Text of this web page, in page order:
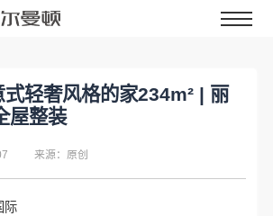
轻奢风格的家234m² | 丽
屋整装
来源：原创
际